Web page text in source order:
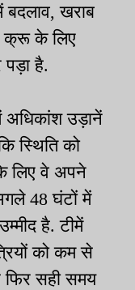
खराब
क्रू के लिए
है.
उड़ानें
स्थिति को
लिए वे अपने
48 घंटों में
है. टीमें
को कम से
फिर सही समय